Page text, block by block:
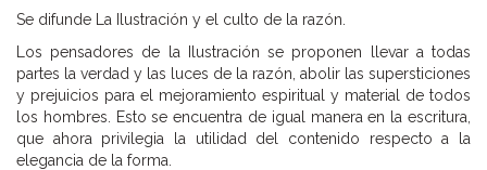
Se difunde La Ilustración y el culto de la razón.
Los pensadores de la Ilustración se proponen llevar a todas
partes la verdad y las luces de la razón, abolir las supersticiones
y prejuicios para el mejoramiento espiritual y material de todos
los hombres. Esto se encuentra de igual manera en la escritura,
que ahora privilegia la utilidad del contenido respecto a la
elegancia de la forma.